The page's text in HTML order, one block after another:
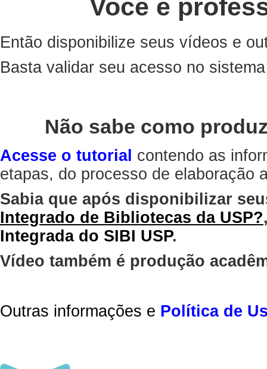
Você é
Então disponibilize seus vídeos e
Basta validar seu acesso no
Não sabe como
Acesse o tutorial contendo as
etapas, do processo de elaboração
Sabia que após disponibilizar
Integrado de Bibliotecas da USP?
Integrada do SIBI USP.
Vídeo também é produção
Outras informações e Política de